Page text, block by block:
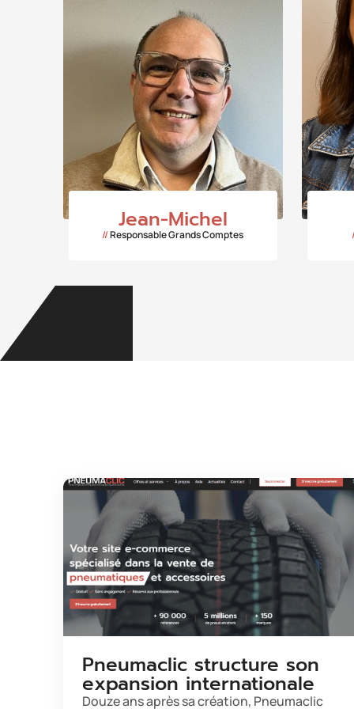
Jean-Michel
//Responsable Grands Comptes
Pneumaclic structure son
expansion internationale
Douze ans après sa création, Pneumaclic